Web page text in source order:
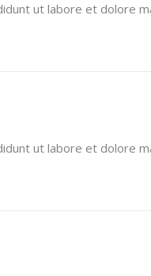
ut labore et dolore
ut labore et dolore